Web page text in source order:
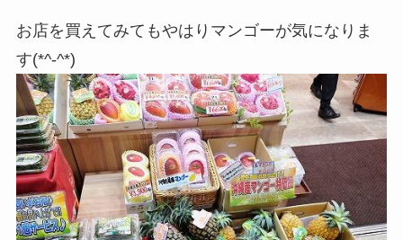
お店を買えてみてもやはりマンゴーが気になりま
す(*^-^*)